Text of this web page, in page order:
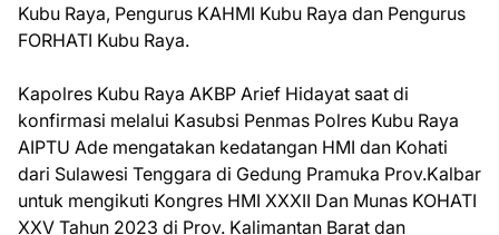
Kubu Raya, Pengurus KAHMI Kubu Raya dan Pengurus
FORHATI Kubu Raya.
Kapolres Kubu Raya AKBP Arief Hidayat saat di
konfirmasi melalui Kasubsi Penmas Polres Kubu Raya
AIPTU Ade mengatakan kedatangan HMI dan Kohati
dari Sulawesi Tenggara di Gedung Pramuka Prov.Kalbar
untuk mengikuti Kongres HMI XXXII Dan Munas KOHATI
XXV Tahun 2023 di Prov. Kalimantan Barat dan